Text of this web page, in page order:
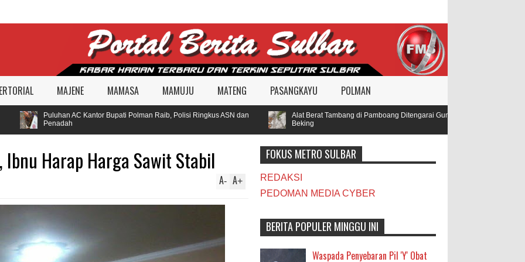
MAJENE MAMASA MAMUJU MATENG PASANGKAYU POLMAN
Puluhan AC Kantor Bupati Polman Raib, Polisi Ringkus ASN dan
Penadah
Alat Berat Tambang di Pamboang Ditengarai Gunakan BBM Subsidi,
Beking
Harap Harga Sawit Stabil
A+
A-
FOKUS METRO SULBAR
REDAKSI
PEDOMAN MEDIA CYBER
BERITA POPULER MINGGU INI
Waspada Penyebaran Pil 'Y' Obat